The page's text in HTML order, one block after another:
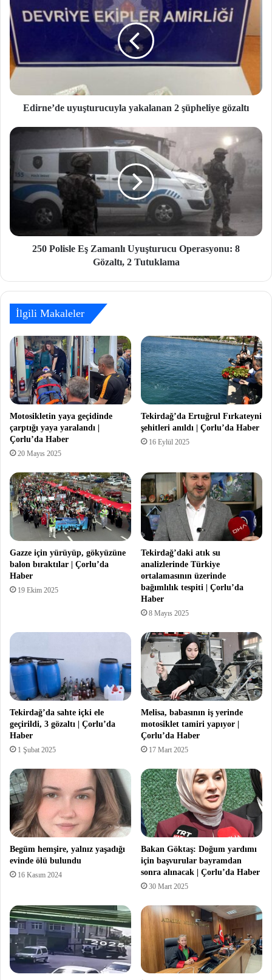
Edirne’de uyuşturucuyla yakalanan 2 şüpheliye gözaltı
250 Polisle Eş Zamanlı Uyuşturucu Operasyonu: 8
Gözaltı, 2 Tutuklama
İlgili Makaleler
Motosikletin yaya geçidinde
çarptığı yaya yaralandı |
Çorlu’da Haber
20 Mayıs 2025
Tekirdağ’da Ertuğrul Fırkateyni
şehitleri anıldı | Çorlu’da Haber
16 Eylül 2025
Gazze için yürüyüp, gökyüzüne
balon bıraktılar | Çorlu’da
Haber
19 Ekim 2025
Tekirdağ’daki atık su
analizlerinde Türkiye
ortalamasının üzerinde
bağımlılık tespiti | Çorlu’da
Haber
8 Mayıs 2025
Tekirdağ’da sahte içki ele
geçirildi, 3 gözaltı | Çorlu’da
Haber
1 Şubat 2025
Melisa, babasının iş yerinde
motosiklet tamiri yapıyor |
Çorlu’da Haber
17 Mart 2025
Begüm hemşire, yalnız yaşadığı
evinde ölü bulundu
16 Kasım 2024
Bakan Göktaş: Doğum yardımı
için başvurular bayramdan
sonra alınacak | Çorlu’da Haber
30 Mart 2025